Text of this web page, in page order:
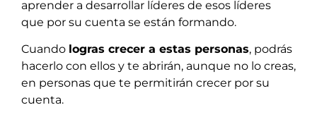
aprender a desarrollar líderes de esos líderes
que por su cuenta se están formando.
Cuando logras crecer a estas personas, podrás
hacerlo con ellos y te abrirán, aunque no lo creas,
en personas que te permitirán crecer por su
cuenta.